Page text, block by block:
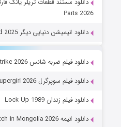
Parts 2026
دانلود انیمیشن دنیایی دیگر Another World 2025
دانلود فیلم ضربه شانس Lucky Strike 2026
دانلود فیلم سوپرگرل Supergirl 2026
دانلود فیلم زندان Lock Up 1989
دانلود انیمه Jaadugar: A Witch in Mongolia 2026